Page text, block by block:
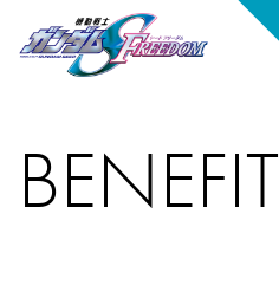
BENEFIT